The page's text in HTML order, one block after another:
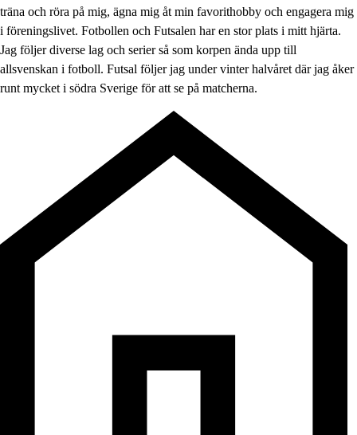
träna och röra på mig, ägna mig åt min favorithobby och engagera mig
i föreningslivet. Fotbollen och Futsalen har en stor plats i mitt hjärta.
Jag följer diverse lag och serier så som korpen ända upp till
allsvenskan i fotboll. Futsal följer jag under vinter halvåret där jag åker
runt mycket i södra Sverige för att se på matcherna.